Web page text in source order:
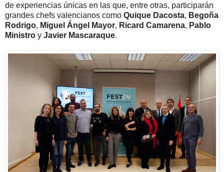
de experiencias únicas en las que, entre otras, participarán
grandes chefs valencianos como Quique Dacosta, Begoña
Rodrigo, Miguel Ángel Mayor, Ricard Camarena, Pablo
Ministro y Javier Mascaraque.